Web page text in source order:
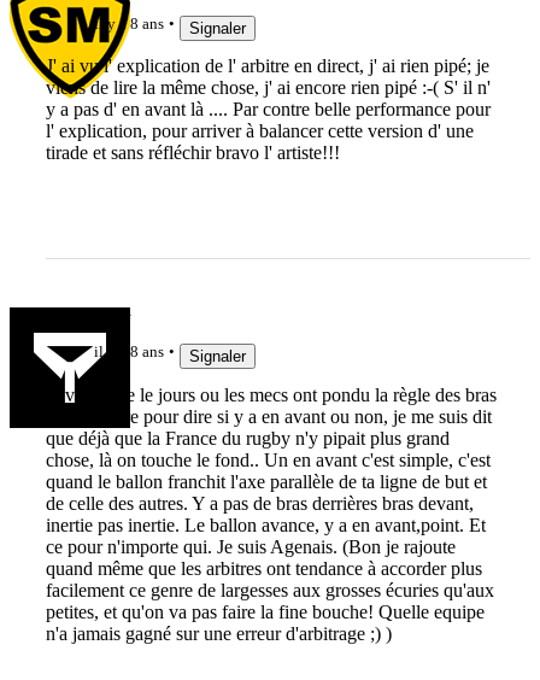
il y a 8 ans Signaler
J' ai vu l' explication de l' arbitre en direct, j' ai rien pipé; je
viens de lire la même chose, j' ai encore rien pipé :-( S' il n'
y a pas d' en avant là .... Par contre belle performance pour
l' explication, pour arriver à balancer cette version d' une
tirade et sans réfléchir bravo l' artiste!!!
crazyrugby
il y a 8 ans Signaler
J'avoue que le jours ou les mecs ont pondu la règle des bras
vers l'arrière pour dire si y a en avant ou non, je me suis dit
que déjà que la France du rugby n'y pipait plus grand
chose, là on touche le fond.. Un en avant c'est simple, c'est
quand le ballon franchit l'axe parallèle de ta ligne de but et
de celle des autres. Y a pas de bras derrières bras devant,
inertie pas inertie. Le ballon avance, y a en avant,point. Et
ce pour n'importe qui. Je suis Agenais. (Bon je rajoute
quand même que les arbitres ont tendance à accorder plus
facilement ce genre de largesses aux grosses écuries qu'aux
petites, et qu'on va pas faire la fine bouche! Quelle equipe
n'a jamais gagné sur une erreur d'arbitrage ;) )